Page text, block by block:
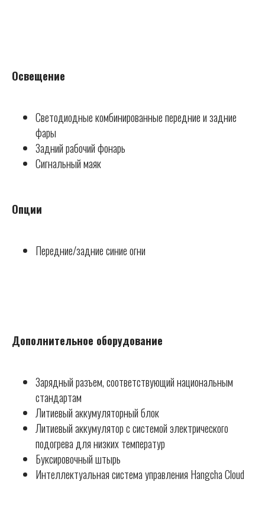
Освещение
Светодиодные комбинированные передние и задние
фары
Задний рабочий фонарь
Сигнальный маяк
Опции
Передние/задние синие огни
Дополнительное оборудование
Зарядный разъем, соответствующий национальным
стандартам
Литиевый аккумуляторный блок
Литиевый аккумулятор с системой электрического
подогрева для низких температур
Буксировочный штырь
Интеллектуальная система управления Hangcha Cloud